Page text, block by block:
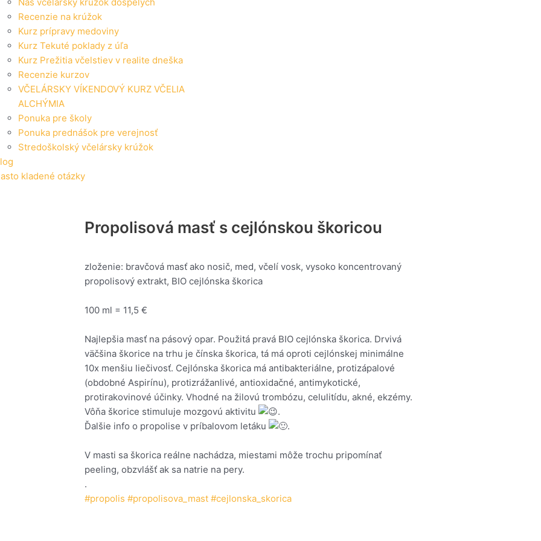
Recenzie na krúžok
Kurz prípravy medoviny
Kurz Tekuté poklady z úľa
Kurz Prežitia včelstiev v realite dneška
Recenzie kurzov
VČELÁRSKY VÍKENDOVÝ KURZ VČELIA
ALCHÝMIA
Ponuka pre školy
Ponuka prednášok pre verejnosť
Stredoškolský včelársky krúžok
kladené otázky
Propolisová masť s cejlónskou škoricou
zloženie: bravčová masť ako nosič, med, včelí vosk, vysoko koncentrovaný
propolisový extrakt, BIO cejlónska škorica
100 ml = 11,5 €
Najlepšia masť na pásový opar. Použitá pravá BIO cejlónska škorica. Drvivá
väčšina škorice na trhu je čínska škorica, tá má oproti cejlónskej minimálne
10x menšiu liečivosť. Cejlónska škorica má antibakteriálne, protizápalové
(obdobné Aspirínu), protizrážanlivé, antioxidačné, antimykotické,
protirakovinové účinky. Vhodné na žilovú trombózu, celulitídu, akné, ekzémy.
Vôňa škorice stimuluje mozgovú aktivitu
.
Ďalšie info o propolise v príbalovom letáku
.
V masti sa škorica reálne nachádza, miestami môže trochu pripomínať
peeling, obzvlášť ak sa natrie na pery.
.
#propolis #propolisova_mast #cejlonska_skorica